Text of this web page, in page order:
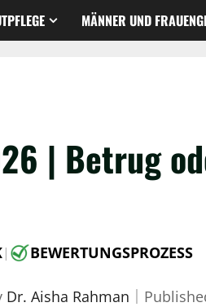
MÄNNER UND
| Betrug
| BEWERTUNGSPROZESS
Dr. Aisha Rahman